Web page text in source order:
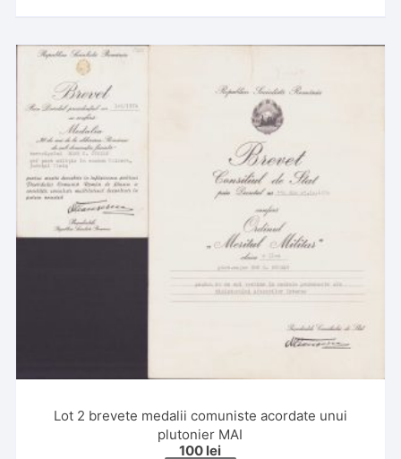
Lot 2 brevete medalii comuniste acordate unui
plutonier MAI
100 lei